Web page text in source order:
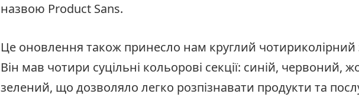
назвою Product Sans.
Це оновлення також принесло нам круглий чотириколірний
Він мав чотири суцільні кольорові секції: синій, червоний,
зелений, що дозволяло легко розпізнавати продукти та